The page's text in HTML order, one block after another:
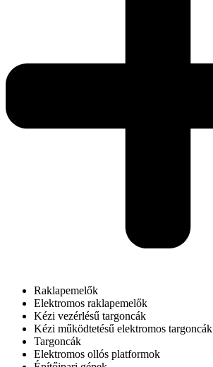
Raklapemelők
Elektromos raklapemelők
Kézi vezérlésű targoncák
Kézi működtetésű elektromos targoncák
Targoncák
Elektromos ollós platformok